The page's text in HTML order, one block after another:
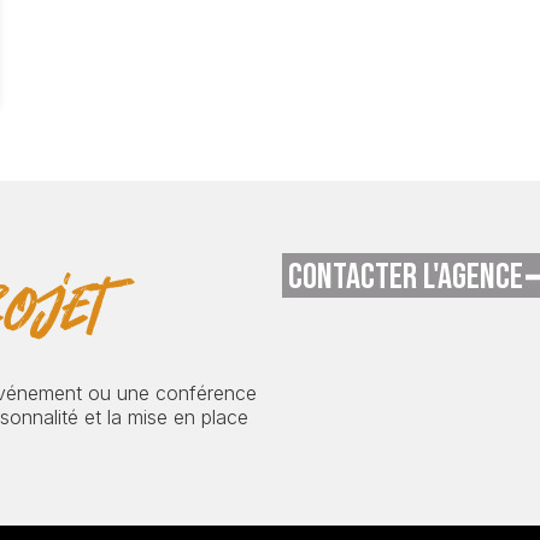
ou une conférence
et la mise en place
CONTACTER L'AGENCE